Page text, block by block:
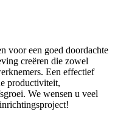
voor een goed doordachte
creëren die zowel
Een effectief
productiviteit,
We wensen u veel